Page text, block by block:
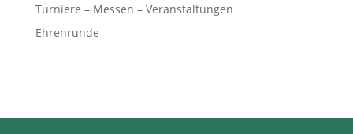
Turniere – Messen – Veranstaltungen
Ehrenrunde